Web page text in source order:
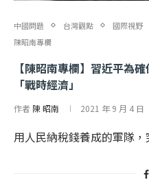
中國問題 台灣觀點 國際視野
陳昭南專欄
【陳昭南專欄】習近平為
「戰時經濟」
作者 陳 昭南 2021 年 9 月 4 日
用人民納稅錢養成的軍隊